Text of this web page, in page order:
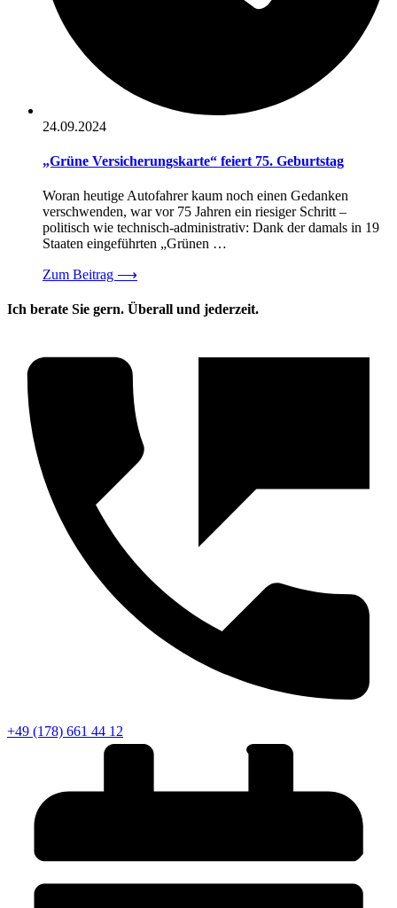
24.09.2024
„Grüne Versicherungskarte“ feiert 75. Geburtstag
Woran heutige Autofahrer kaum noch einen Gedanken
verschwenden, war vor 75 Jahren ein riesiger Schritt –
politisch wie technisch-administrativ: Dank der damals in 19
Staaten eingeführten „Grünen …
Zum Beitrag ⟶
Ich berate Sie gern. Überall und jederzeit.
+49 (178) 661 44 12